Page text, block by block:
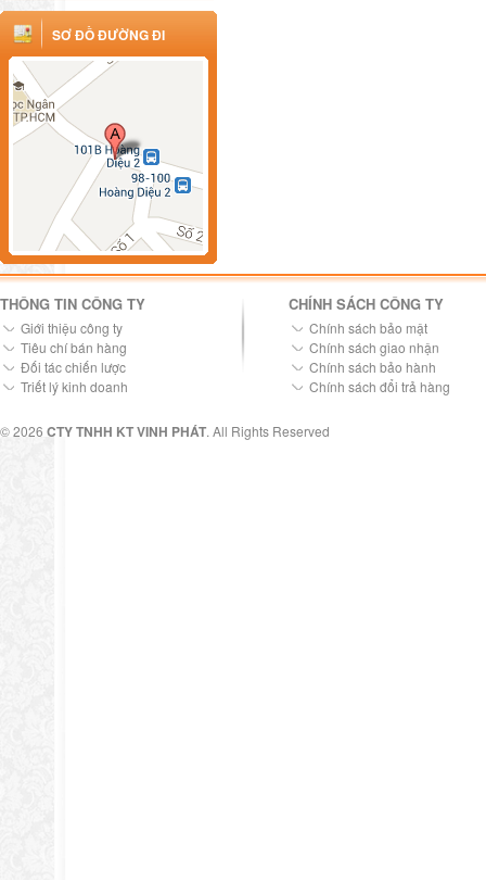
SƠ ĐỒ ĐƯỜNG ĐI
THÔNG TIN CÔNG TY
Giới thiệu công ty
Tiêu chí bán hàng
Đối tác chiến lược
Triết lý kinh doanh
CHÍNH SÁCH CÔNG TY
Chính sách bảo mật
Chính sách giao nhận
Chính sách bảo hành
Chính sách đổi trả hàng
© 2026 CTY TNHH KT VINH PHÁT. All Rights Reserved